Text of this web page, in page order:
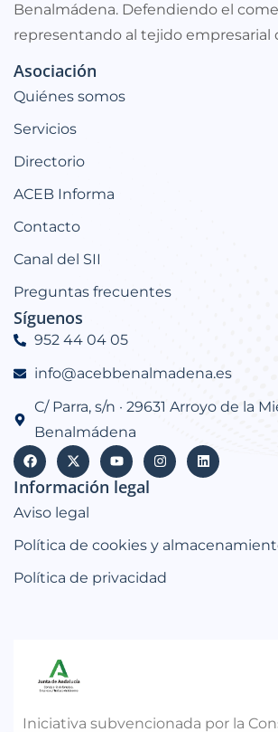
Benalmádena. Defendiendo el
representando al tejido empresarial
Asociación
Quiénes somos
Servicios
Directorio
ACEB Informa
Contacto
Canal del SII
Preguntas frecuentes
Síguenos
952 44 04 05
info@acebbenalmadena.es
C/ Parra, s/n · 29631 Arroyo de la
Benalmádena
Información legal
Aviso legal
Política de cookies y
Política de privacidad
Iniciativa subvencionada por la